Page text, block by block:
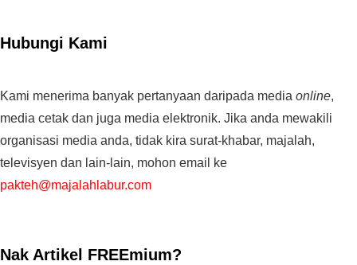
Hubungi Kami
Kami menerima banyak pertanyaan daripada media online,
media cetak dan juga media elektronik. Jika anda mewakili
organisasi media anda, tidak kira surat-khabar, majalah,
televisyen dan lain-lain, mohon email ke
pakteh@majalahlabur.com
Nak Artikel FREEmium?